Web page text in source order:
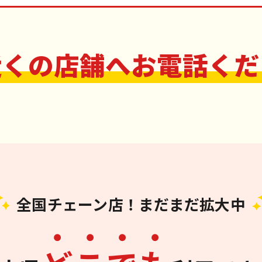
の店舗へお電話く
全国チェーン店！まだまだ拡大中